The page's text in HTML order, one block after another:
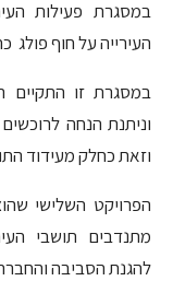
במסגרת פעילות
העירייה על חוף פולג
במסגרת זו התקיים
וניתנת הנחה
וזאת כחלק מעידוד
הפרויקט השלישי
מתנדבים תושבי
להגנת הסביבה